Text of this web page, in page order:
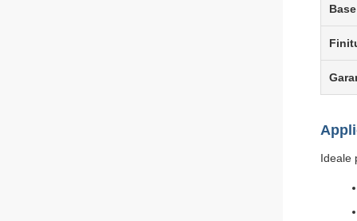
Base
Ideale